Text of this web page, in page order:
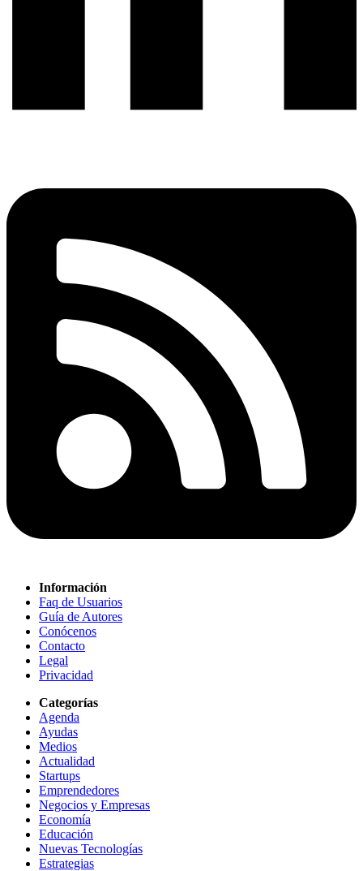
Información
Faq de Usuarios
Guía de Autores
Conócenos
Contacto
Legal
Privacidad
Categorías
Agenda
Ayudas
Medios
Actualidad
Startups
Emprendedores
Negocios y Empresas
Economía
Educación
Nuevas Tecnologías
Estrategias